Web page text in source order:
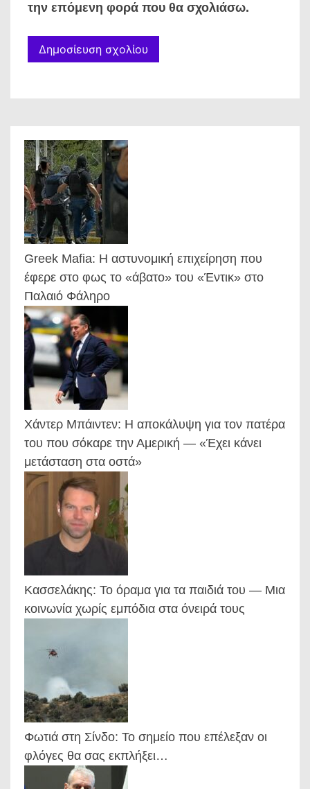
την επόμενη φορά που θα σχολιάσω.
Greek Mafia: Η αστυνομική επιχείρηση που
έφερε στο φως το «άβατο» του «Έντικ» στο
Παλαιό Φάληρο
Χάντερ Μπάιντεν: Η αποκάλυψη για τον πατέρα
του που σόκαρε την Αμερική — «Έχει κάνει
μετάσταση στα οστά»
Κασσελάκης: Το όραμα για τα παιδιά του — Μια
κοινωνία χωρίς εμπόδια στα όνειρά τους
Φωτιά στη Σίνδο: Το σημείο που επέλεξαν οι
φλόγες θα σας εκπλήξει…